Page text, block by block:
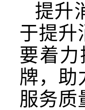
提升
于提升
要着
牌，助
服务质